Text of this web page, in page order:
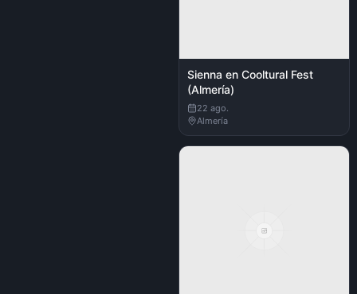
Sienna en Cooltural Fest
(Almería)
22 ago.
Almería